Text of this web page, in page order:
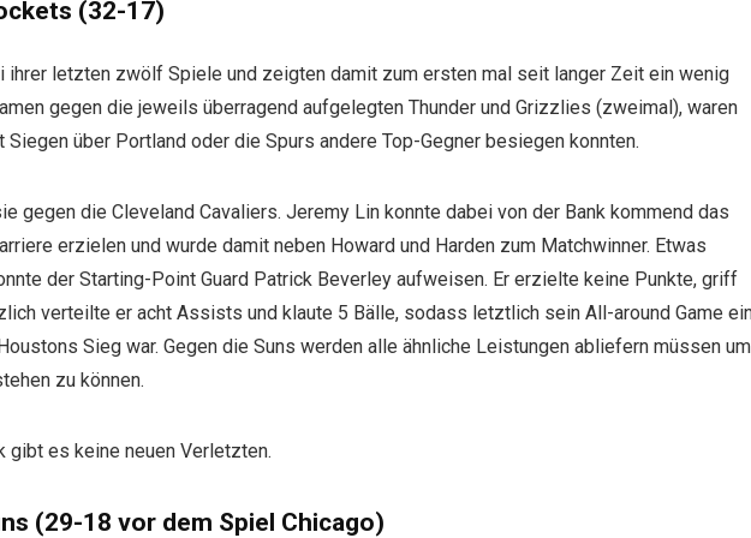
(32-17)
ihrer letzten zwölf Spiele und zeigten damit zum ersten mal seit langer Zeit ein wenig
gegen die jeweils überragend aufgelegten Thunder und Grizzlies (zweimal), waren
über Portland oder die Spurs andere Top-Gegner besiegen konnten.
gegen die Cleveland Cavaliers. Jeremy Lin konnte dabei von der Bank kommend das
erzielen und wurde damit neben Howard und Harden zum Matchwinner. Etwas
der Starting-Point Guard Patrick Beverley aufweisen. Er erzielte keine Punkte, griff
verteilte er acht Assists und klaute 5 Bälle, sodass letztlich sein All-around Game
Sieg war. Gegen die Suns werden alle ähnliche Leistungen abliefern müssen um
zu können.
gibt es keine neuen Verletzten.
(29-18 vor dem Spiel Chicago)